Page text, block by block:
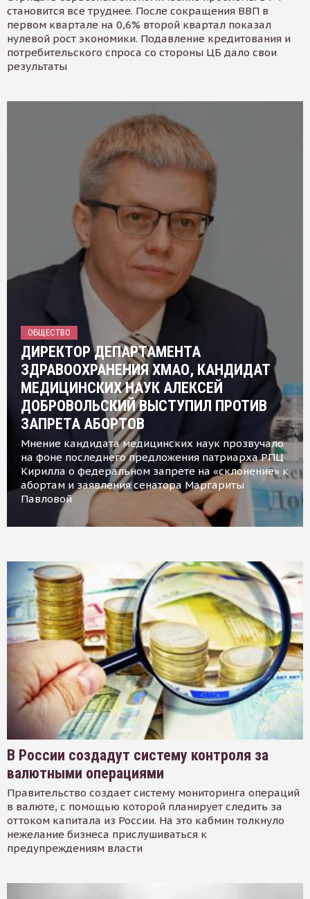
становится все труднее. После сокращения ВВП в
первом квартале на 0,6% второй квартал показал
нулевой рост экономики. Подавление кредитования и
потребительского спроса со стороны ЦБ дало свои
результаты
ОБЩЕСТВО
ДИРЕКТОР ДЕПАРТАМЕНТА
ЗДРАВООХРАНЕНИЯ ХМАО, КАНДИДАТ
МЕДИЦИНСКИХ НАУК АЛЕКСЕЙ
ДОБРОВОЛЬСКИЙ ВЫСТУПИЛ ПРОТИВ
ЗАПРЕТА АБОРТОВ
Мнение кандидата медицинских наук прозвучало
на фоне последнего предложения патриарха РПЦ
Кирилла о федеральном запрете на «склонение» к
абортам и заявления сенатора Маргариты
Павловой
В России создадут систему контроля за
валютными операциями
Правительство создает систему мониторинга операций
в валюте, с помощью которой планирует следить за
оттоком капитала из России. На это кабмин толкнуло
нежелание бизнеса прислушиваться к
предупреждениям власти